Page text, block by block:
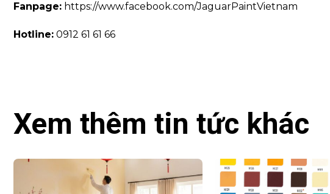
Fanpage: https://www.facebook.com/JaguarPaintVietnam
Hotline: 0912 61 61 66
Xem thêm tin tức khác